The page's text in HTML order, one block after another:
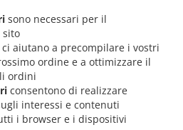
sono necessari per il
sito
ci aiutano a precompilare i vostri
ordine e a ottimizzare il
ordini
consentono di realizzare
interessi e contenuti
i browser e i dispositivi
. Sushi Servizio di consegna Valencia Soternes
Quatre Carreres
di consegna Valencia El Llano del Real .
al Grau
Valencia Jesús .
Sushi Servizio di consegna
Valencia Poblados Marítimos
.